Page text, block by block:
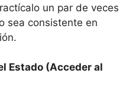
un par de veces
sea consistente en
Estado (Acceder al